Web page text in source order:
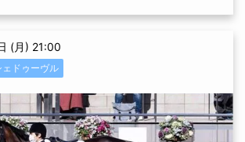
(月) 21:00
ェドゥーヴル